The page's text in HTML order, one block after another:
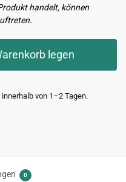
handelt, können
legen
von 1–2 Tagen.
0